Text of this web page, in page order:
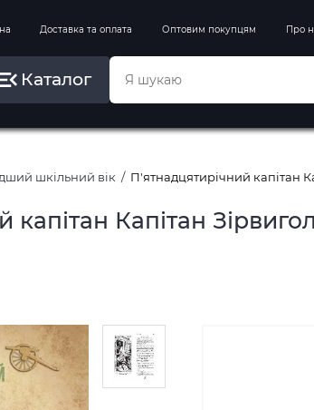
Доставка та оплата Оптовим покупцям Про
Каталог
шкільний вік П'ятнадцятирічний капітан
капітан Капітан